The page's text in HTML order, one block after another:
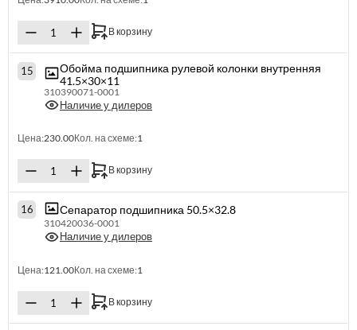
В корзину
15
Обойма подшипника рулевой колонки внутренняя
41.5×30×11
310390071-0001
Наличие у дилеров
Цена:230.00Кол. на схеме:1
В корзину
16 Сепаратор подшипника 50.5×32.8
310420036-0001
Наличие у дилеров
Цена:121.00Кол. на схеме:1
В корзину